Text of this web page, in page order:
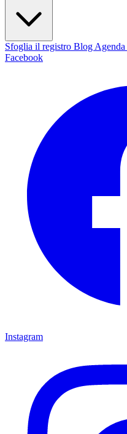
Sfoglia il registro Blog Agenda
Facebook
Instagram